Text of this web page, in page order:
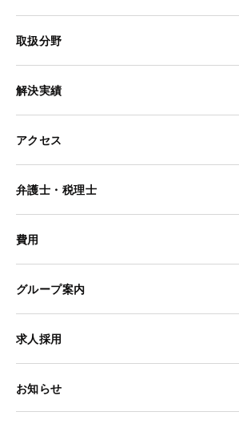
取扱分野
解決実績
アクセス
弁護士・税理士
費用
グループ案内
求人採用
お知らせ